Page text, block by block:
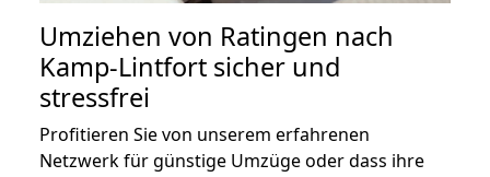
Umziehen von Ratingen nach
Kamp-Lintfort sicher und
stressfrei
Profitieren Sie von unserem erfahrenen
Netzwerk für günstige Umzüge oder dass ihre